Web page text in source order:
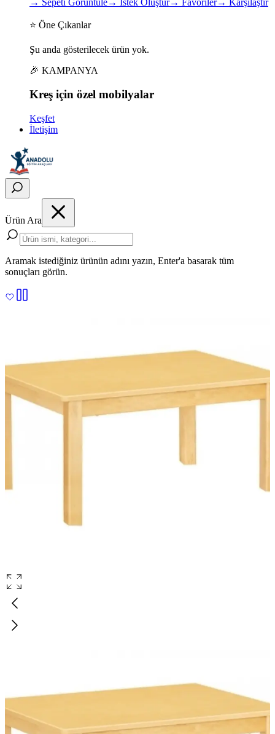
→ Sepeti Görüntüle→ İstek Oluştur→ Favoriler→ Karşılaştır
⭐ Öne Çıkanlar
Şu anda gösterilecek ürün yok.
🎉 KAMPANYA
Kreş için özel mobilyalar
Keşfet
İletişim
Ürün Ara
Aramak istediğiniz ürünün adını yazın, Enter'a basarak tüm
sonuçları görün.